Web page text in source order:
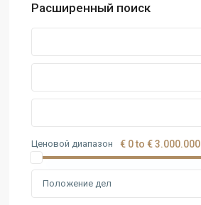
Расширенный поиск
Ценовой диапазон € 0 to € 3.000.000
Положение дел